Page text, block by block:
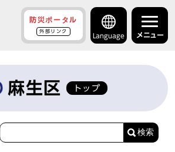
防災ポータル
外部リンク
Language メニュー
麻生区 トップ
検索